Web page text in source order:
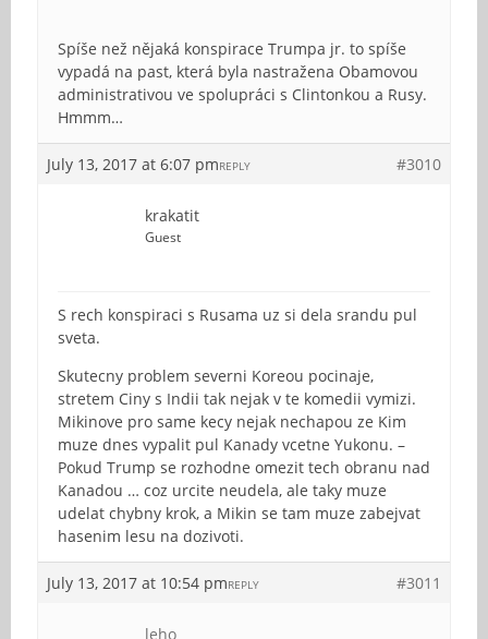
Spíše než nějaká konspirace Trumpa jr. to spíše
vypadá na past, která byla nastražena Obamovou
administrativou ve spolupráci s Clintonkou a Rusy.
Hmmm…
July 13, 2017 at 6:07 pm #3010
REPLY
krakatit
Guest
S rech konspiraci s Rusama uz si dela srandu pul
sveta.
Skutecny problem severni Koreou pocinaje,
stretem Ciny s Indii tak nejak v te komedii vymizi.
Mikinove pro same kecy nejak nechapou ze Kim
muze dnes vypalit pul Kanady vcetne Yukonu. –
Pokud Trump se rozhodne omezit tech obranu nad
Kanadou … coz urcite neudela, ale taky muze
udelat chybny krok, a Mikin se tam muze zabejvat
hasenim lesu na dozivoti.
July 13, 2017 at 10:54 pm #3011
REPLY
leho